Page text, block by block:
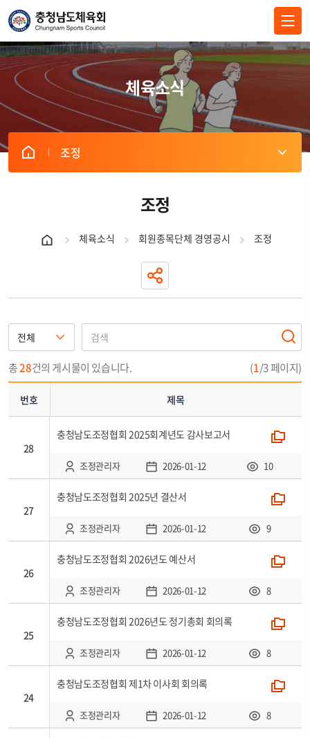
전체메뉴 닫기
체육소식
조정
조정
체육소식 회원종목단체 경영공시 조정
총28건의 게시물이 있습니다. (1/3 페이지)
시
번
목,
등
회
번호 제목
28
충청남도조정협회 2025회계년도 감사보고서
조정관리자 2026-01-12 10
27
충청남도조정협회 2025년 결산서
조정관리자 2026-01-12 9
26
충청남도조정협회 2026년도 예산서
조정관리자 2026-01-12 8
25
충청남도조정협회 2026년도 정기총회 회의록
조정관리자 2026-01-12 8
24
충청남도조정협회 제1차 이사회 회의록
조정관리자 2026-01-12 8